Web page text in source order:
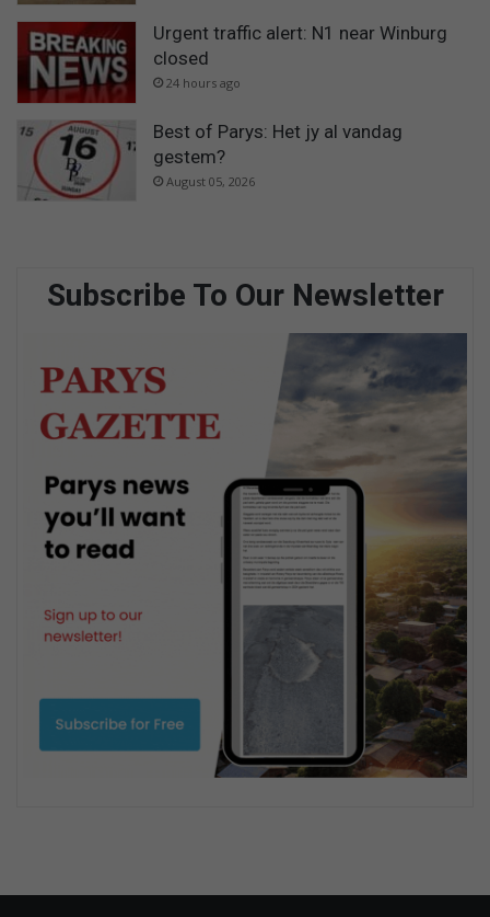
Urgent traffic alert: N1 near Winburg
closed
24 hours ago
Best of Parys: Het jy al vandag
gestem?
August 05, 2026
Subscribe To Our Newsletter